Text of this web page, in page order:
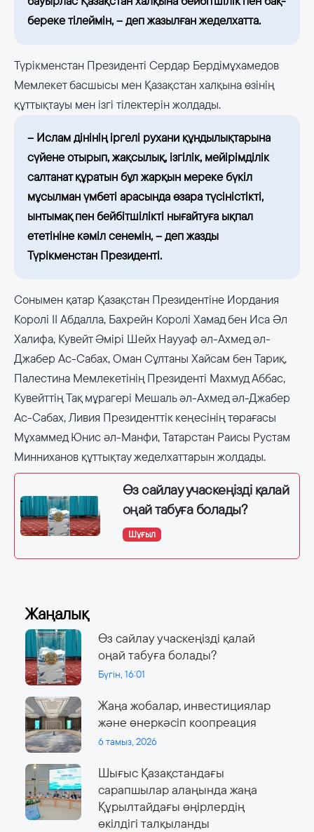
береке тілеймін, – деп жазылған жеделхатта.
Түрікменстан Президенті Сердар Бердімұхамедов
Мемлекет басшысы мен Қазақстан халқына өзінің
құттықтауы мен ізгі тілектерін жолдады.
– Ислам дінінің іргелі рухани құндылықтарына
сүйене отырып, жақсылық, ізгілік, мейірімділік
салтанат құратын бұл жарқын мереке бүкіл
мұсылман үмбеті арасында өзара түсіністікті,
ынтымақ пен бейбітшілікті нығайтуға ықпал
ететініне кәміл сенемін, – деп жазды
Түрікменстан Президенті.
Сонымен қатар Қазақстан Президентіне Иордания
Королі II Абдалла, Бахрейн Королі Хамад бен Иса Әл
Халифа, Кувейт Әмірі Шейх Наууаф әл-Ахмед әл-
Джабер Ас-Сабах, Оман Сұлтаны Хайсам бен Тариқ,
Палестина Мемлекетінің Президенті Махмуд Аббас,
Кувейттің Тақ мұрагері Мешаль әл-Ахмед әл-Джабер
Ас-Сабах, Ливия Президенттік кеңесінің төрағасы
Мұхаммед Юнис әл-Манфи, Татарстан Раисы Рустам
Минниханов құттықтау жеделхаттарын жолдады.
Өз сайлау учаскеңізді қалай
оңай табуға болады?
Шұғыл
Жаңалық
Өз сайлау учаскеңізді қалай
оңай табуға болады?
Бүгін, 16:01
Жаңа жобалар, инвестициялар
және өнеркәсіп коопреация
6 тамыз, 2026
Шығыс Қазақстандағы
сарапшылар алаңында жаңа
Құрылтайдағы өңірлердің
өкілдігі талқыланды